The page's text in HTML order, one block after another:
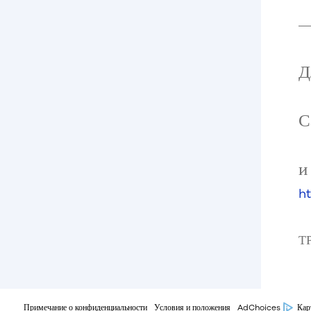
Примечание о конфиденциальности Условия и положения AdChoices